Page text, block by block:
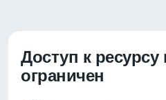
Доступ к
ограничен